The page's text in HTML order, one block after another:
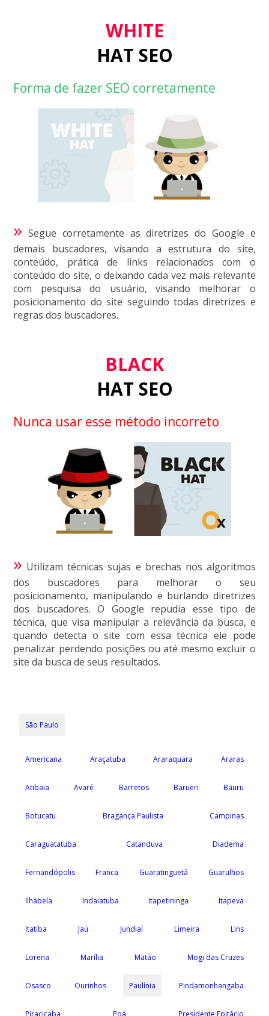
WHITE
HAT SEO
Forma de fazer SEO corretamente
» Segue corretamente as diretrizes do Google e
demais buscadores, visando a estrutura do site,
conteúdo, prática de links relacionados com o
conteúdo do site, o deixando cada vez mais relevante
com pesquisa do usuário, visando melhorar o
posicionamento do site seguindo todas diretrizes e
regras dos buscadores.
BLACK
HAT SEO
Nunca usar esse método incorreto
» Utilizam técnicas sujas e brechas nos algoritmos
dos buscadores para melhorar o seu
posicionamento, manipulando e burlando diretrizes
dos buscadores. O Google repudia esse tipo de
técnica, que visa manipular a relevância da busca, e
quando detecta o site com essa técnica ele pode
penalizar perdendo posições ou até mesmo excluir o
site da busca de seus resultados.
São Paulo
Americana Araçatuba Araraquara Araras
Atibaia Avaré Barretos Barueri Bauru
Botucatu Bragança Paulista Campinas
Caraguatatuba Catanduva Diadema
Fernandópolis Franca Guaratinguetá Guarulhos
Ilhabela Indaiatuba Itapetininga Itapeva
Itatiba Jaú Jundiaí Limeira Lins
Lorena Marília Matão Mogi das Cruzes
Osasco Ourinhos Paulínia Pindamonhangaba